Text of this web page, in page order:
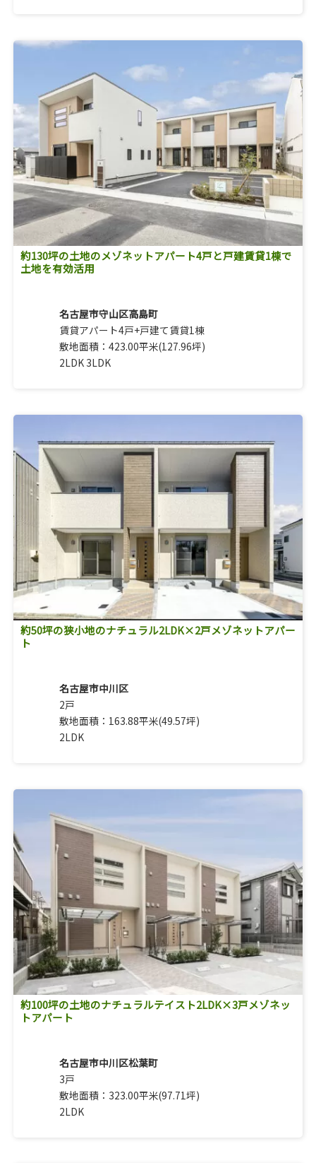
約130坪の土地のメゾネットアパート4戸と戸建賃貸1棟で
土地を有効活用
名古屋市守山区高島町
賃貸アパート4戸+戸建て賃貸1棟
敷地面積：423.00平米(127.96坪)
2LDK 3LDK
約50坪の狭小地のナチュラル2LDK×2戸メゾネットアパー
ト
名古屋市中川区
2戸
敷地面積：163.88平米(49.57坪)
2LDK
約100坪の土地のナチュラルテイスト2LDK×3戸メゾネッ
トアパート
名古屋市中川区松葉町
3戸
敷地面積：323.00平米(97.71坪)
2LDK